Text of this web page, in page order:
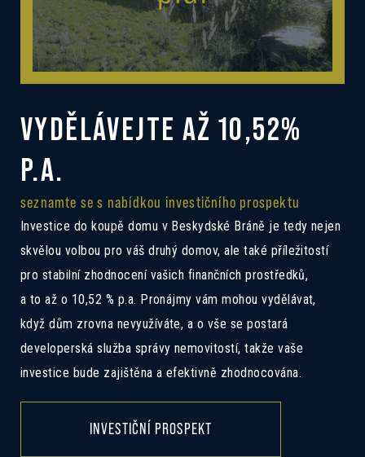
VYDĚLÁVEJTE AŽ 10,52%
P.A.
seznamte se s nabídkou investičního prospektu
Investice do koupě domu v Beskydské Bráně je tedy nejen
skvělou volbou pro váš druhý domov, ale také příležitostí
pro stabilní zhodnocení vašich finančních prostředků,
a to až o 10,52 % p.a. Pronájmy vám mohou vydělávat,
když dům zrovna nevyužíváte, a o vše se postará
developerská služba správy nemovitostí, takže vaše
investice bude zajištěna a efektivně zhodnocována.
INVESTIČNÍ PROSPEKT